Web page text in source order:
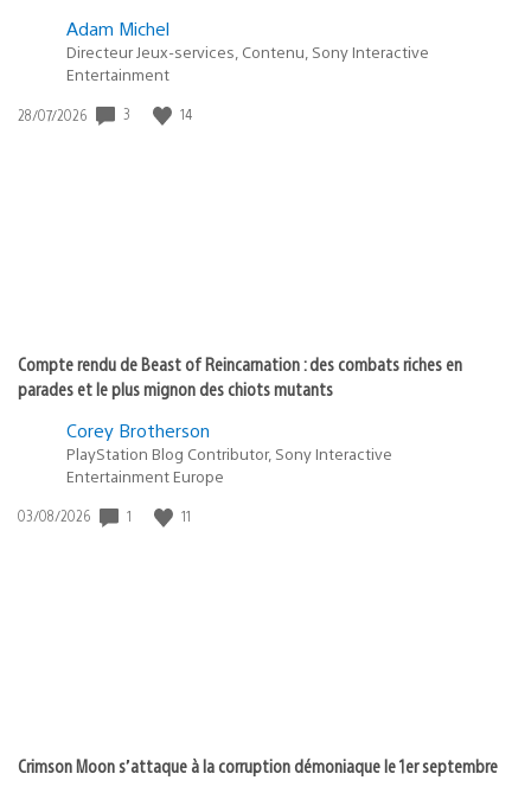
Adam Michel
Directeur Jeux-services, Contenu, Sony Interactive
Entertainment
Date
28/07/2026 3 14
Compte rendu de Beast of Reincarnation : des combats riches en
parades et le plus mignon des chiots mutants
Corey Brotherson
PlayStation Blog Contributor, Sony Interactive
Entertainment Europe
Date
03/08/2026 1 11
Crimson Moon s’attaque à la corruption démoniaque le 1er septembre